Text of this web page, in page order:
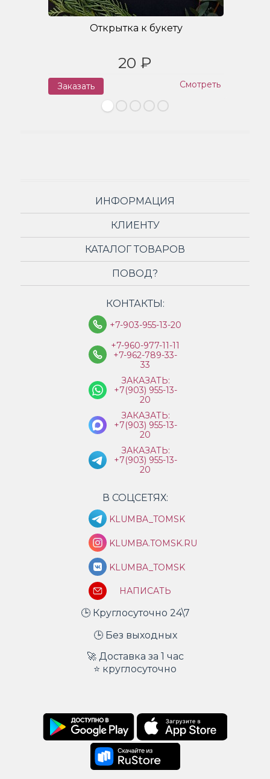
Открытка к букету
20 ₽
Заказать Смотреть
ИНФОРМАЦИЯ
КЛИЕНТУ
КАТАЛОГ ТОВАРОВ
ПОВОД?
КОНТАКТЫ:
+7-903-955-13-20
+7-960-977-11-11
+7-962-789-33-
33
ЗАКАЗАТЬ:
+7(903) 955-13-
20
ЗАКАЗАТЬ:
+7(903) 955-13-
20
ЗАКАЗАТЬ:
+7(903) 955-13-
20
В СОЦСЕТЯХ:
KLUMBA_TOMSK
KLUMBA.TOMSK.RU
KLUMBA_TOMSK
НАПИСАТЬ
🕒 Круглосуточно 24\7
🕒 Без выходных
🚀 Доставка за 1 час
⭐ круглосуточно